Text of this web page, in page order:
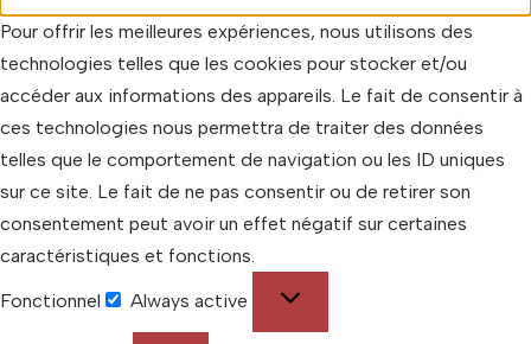
Pour offrir les meilleures expériences, nous utilisons des
technologies telles que les cookies pour stocker et/ou
accéder aux informations des appareils. Le fait de consentir à
ces technologies nous permettra de traiter des données
telles que le comportement de navigation ou les ID uniques
sur ce site. Le fait de ne pas consentir ou de retirer son
consentement peut avoir un effet négatif sur certaines
caractéristiques et fonctions.
Fonctionnel
Always active